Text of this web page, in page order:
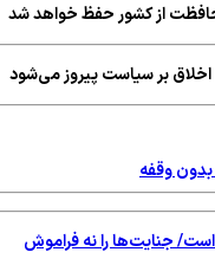
از کشور حفظ خواهد شد
سیاست پیروز می‌شود
را نه فراموش